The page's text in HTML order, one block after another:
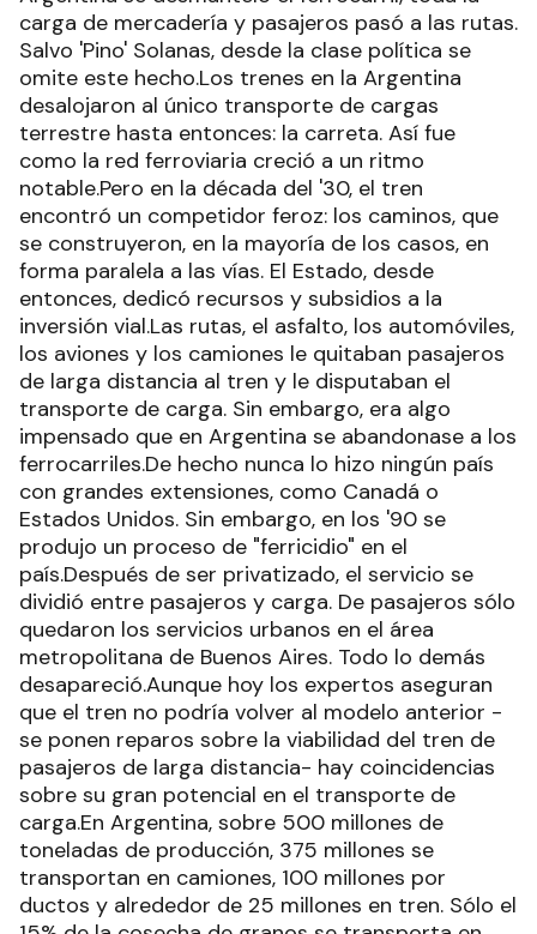
carga de mercadería y pasajeros pasó a las rutas.
Salvo 'Pino' Solanas, desde la clase política se
omite este hecho.Los trenes en la Argentina
desalojaron al único transporte de cargas
terrestre hasta entonces: la carreta. Así fue
como la red ferroviaria creció a un ritmo
notable.Pero en la década del '30, el tren
encontró un competidor feroz: los caminos, que
se construyeron, en la mayoría de los casos, en
forma paralela a las vías. El Estado, desde
entonces, dedicó recursos y subsidios a la
inversión vial.Las rutas, el asfalto, los automóviles,
los aviones y los camiones le quitaban pasajeros
de larga distancia al tren y le disputaban el
transporte de carga. Sin embargo, era algo
impensado que en Argentina se abandonase a los
ferrocarriles.De hecho nunca lo hizo ningún país
con grandes extensiones, como Canadá o
Estados Unidos. Sin embargo, en los '90 se
produjo un proceso de "ferricidio" en el
país.Después de ser privatizado, el servicio se
dividió entre pasajeros y carga. De pasajeros sólo
quedaron los servicios urbanos en el área
metropolitana de Buenos Aires. Todo lo demás
desapareció.Aunque hoy los expertos aseguran
que el tren no podría volver al modelo anterior -
se ponen reparos sobre la viabilidad del tren de
pasajeros de larga distancia- hay coincidencias
sobre su gran potencial en el transporte de
carga.En Argentina, sobre 500 millones de
toneladas de producción, 375 millones se
transportan en camiones, 100 millones por
ductos y alrededor de 25 millones en tren. Sólo el